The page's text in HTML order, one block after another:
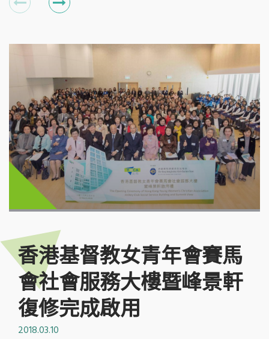
香港基督教女青年會賽馬
會社會服務大樓暨峰景軒
復修完成啟用
2018.03.10